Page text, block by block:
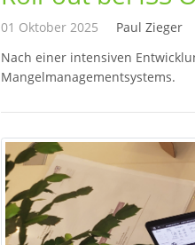
01 Oktober 2025
Paul Zieger
Nach einer intensiven
Mangelmanagementsystems.